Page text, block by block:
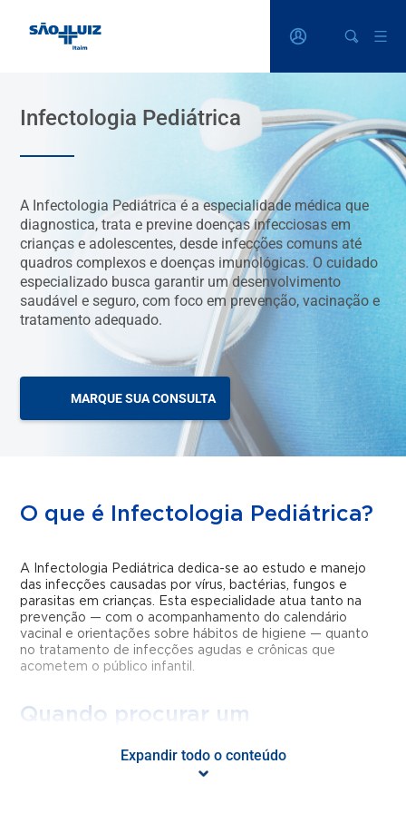
Infectologia Pediátrica
A Infectologia Pediátrica é a especialidade médica que
diagnostica, trata e previne doenças infecciosas em
crianças e adolescentes, desde infecções comuns até
quadros complexos e doenças imunológicas. O cuidado
especializado busca garantir um desenvolvimento
saudável e seguro, com foco em prevenção, vacinação e
tratamento adequado.
MARQUE SUA CONSULTA
O que é Infectologia Pediátrica?
A Infectologia Pediátrica dedica-se ao estudo e manejo
das infecções causadas por vírus, bactérias, fungos e
parasitas em crianças. Esta especialidade atua tanto na
prevenção — com o acompanhamento do calendário
vacinal e orientações sobre hábitos de higiene — quanto
no tratamento de infecções agudas e crônicas que
acometem o público infantil.
Quando procurar um
Expandir todo o conteúdo